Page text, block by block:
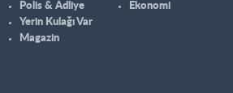
Polis & Adliye
Yerin Kulağı Var
Magazin
Ekonomi